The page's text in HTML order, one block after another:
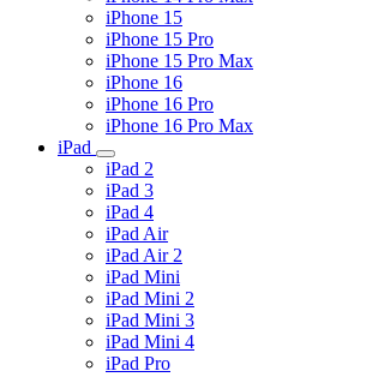
iPhone 15
iPhone 15 Pro
iPhone 15 Pro Max
iPhone 16
iPhone 16 Pro
iPhone 16 Pro Max
iPad
iPad 2
iPad 3
iPad 4
iPad Air
iPad Air 2
iPad Mini
iPad Mini 2
iPad Mini 3
iPad Mini 4
iPad Pro